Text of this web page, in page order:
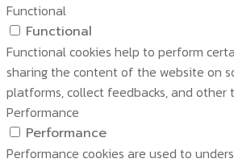
Functional
Functional
Functional cookies help to perform
sharing the content of the website on
platforms, collect feedbacks, and
Performance
Performance
Performance cookies are used to